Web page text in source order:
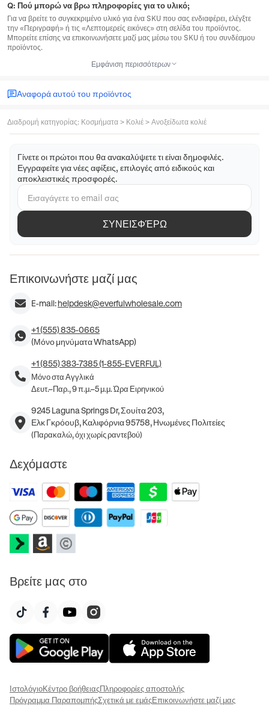
Q: Πού μπορώ να βρω πληροφορίες για το υλικό;
Για να βρείτε το συγκεκριμένο υλικό για ένα SKU που σας ενδιαφέρει, ελέγξτε
την «Περιγραφή» ή τις «Λεπτομερείς εικόνες» στη σελίδα του προϊόντος.
Μπορείτε επίσης να επικοινωνήσετε μαζί μας μέσω του SKU ή του συνδέσμου
προϊόντος.
Εμφάνιση περισσότερων
Αναφορά αυτού του προϊόντος
Διαδρομή κατηγορίας: Κοσμήματα > Κολιέ > Ανοξείδωτα κολιέ
Γίνετε οι πρώτοι που θα ανακαλύψετε τι είναι δημοφιλές.
Εγγραφείτε για νέες αφίξεις, επιλογές από ειδικούς και
αποκλειστικές προσφορές.
ΣΥΝΕΙΣΦΈΡΩ
Επικοινωνήστε μαζί μας
E-mail:helpdesk@everfulwholesale.com
+1 (555) 835-0665
(Μόνο μηνύματα WhatsApp)
+1 (855) 383-7385 (1-855-EVERFUL)
Μόνο στα Αγγλικά
Δευτ.–Παρ., 9 π.μ.–5 μ.μ. Ώρα Ειρηνικού
9245 Laguna Springs Dr, Σουίτα 203,
Ελκ Γκρόουβ, Καλιφόρνια 95758, Ηνωμένες Πολιτείες
(Παρακαλώ, όχι χωρίς ραντεβού)
Δεχόμαστε
Βρείτε μας στο
ΙστολόγιοΚέντρο βοήθειαςΠληροφορίες αποστολής
Πρόγραμμα ΠαραπομπήςΣχετικά με εμάςΕπικοινωνήστε μαζί μας